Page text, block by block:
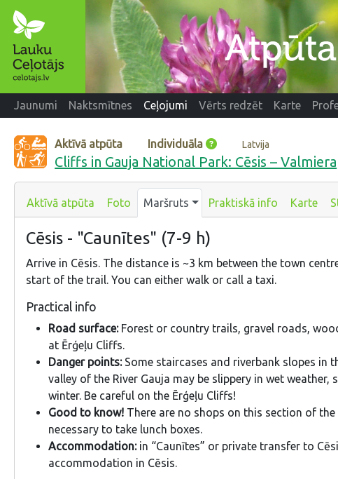
Jaunumi Naktsmītnes Ceļojumi Vērts redzēt Karte
Aktīvā atpūta Individuāla Latvija
Cliffs in Gauja National Park: Cēsis – Valmiera
Aktīvā atpūta Foto Maršruts Praktiskā info Karte
Cēsis - "Caunītes" (7-9 h)
Arrive in Cēsis. The distance is ~3 km between the town
start of the trail. You can either walk or call a taxi.
Practical info
Road surface:Forest or country trails, gravel roads,
at Ērģeļu Cliffs.
Danger points: Some staircases and riverbank slopes in
valley of the River Gauja may be slippery in wet weather,
winter. Be careful on the Ērģeļu Cliffs!
Good to know! There are no shops on this section of the
necessary to take lunch boxes.
Accommodation:in “Caunītes” or private transfer to
accommodation in Cēsis.